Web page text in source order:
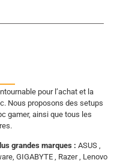
pour l’achat et la
Nous proposons des setups
gamer, ainsi que tous les
grandes marques : ASUS ,
GIGABYTE , Razer , Lenovo